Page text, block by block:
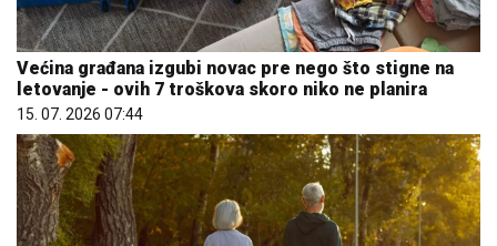
Većina građana izgubi novac pre nego što stigne na
letovanje - ovih 7 troškova skoro niko ne planira
15. 07. 2026 07:44